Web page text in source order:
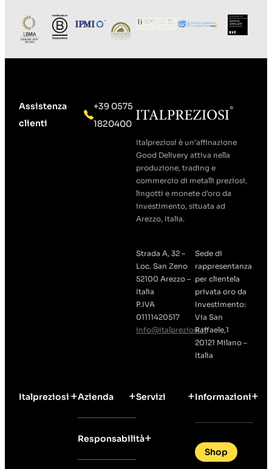
Italpreziosi è un’affinazione
Good Delivery attiva nella
produzione, trading e
commercio di metalli preziosi,
lingotti e monete d’oro da
investimento, situata ad
Arezzo, Italia.
Strada A, 32 –
Loc. San Zeno
52100 Arezzo –
Italia
P.IVA
01111420517
info@italpreziosi.it
Sede di
rappresentanza
per clientela
privata oro da
Investimento:
Via San
Raffaele,1
20121 Milano –
Italia
Assistenza
clienti
+39 0575
1820400
Italpreziosi Azienda
Responsabilità
Servizi Informazioni
Shop